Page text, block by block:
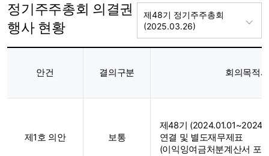
정기주주총회 의결권
행사 현황
제48기 정기주주총회
(2025.03.26)
안건 결의구분 회의목적
제1호 의안 보통
제48기
연결 및 별도재무제표
(이익잉여금처분계산서 포